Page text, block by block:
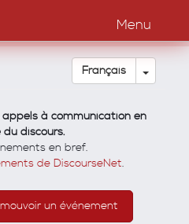
Menu
Français Toggle
à communication en
du discours.
en bref.
de DiscourseNet.
un événement